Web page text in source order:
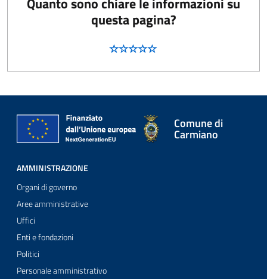
questa pagina?
Comune di
Carmiano
AMMINISTRAZIONE
Organi di governo
Aree amministrative
Uffici
Enti e fondazioni
Politici
Personale amministrativo